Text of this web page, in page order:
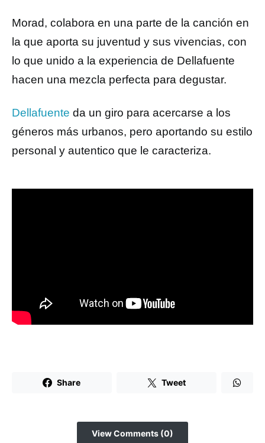
Morad, colabora en una parte de la canción en
la que aporta su juventud y sus vivencias, con
lo que unido a la experiencia de Dellafuente
hacen una mezcla perfecta para degustar.
Dellafuente da un giro para acercarse a los
géneros más urbanos, pero aportando su estilo
personal y autentico que le caracteriza.
Share Tweet
View Comments (0)